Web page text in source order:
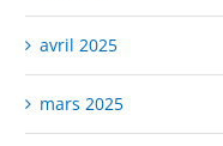
avril 2025
mars 2025